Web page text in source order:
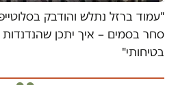
"עמוד ברזל נתלש והודבק
סחר בסמים – איך יתכן
בטיחותי"